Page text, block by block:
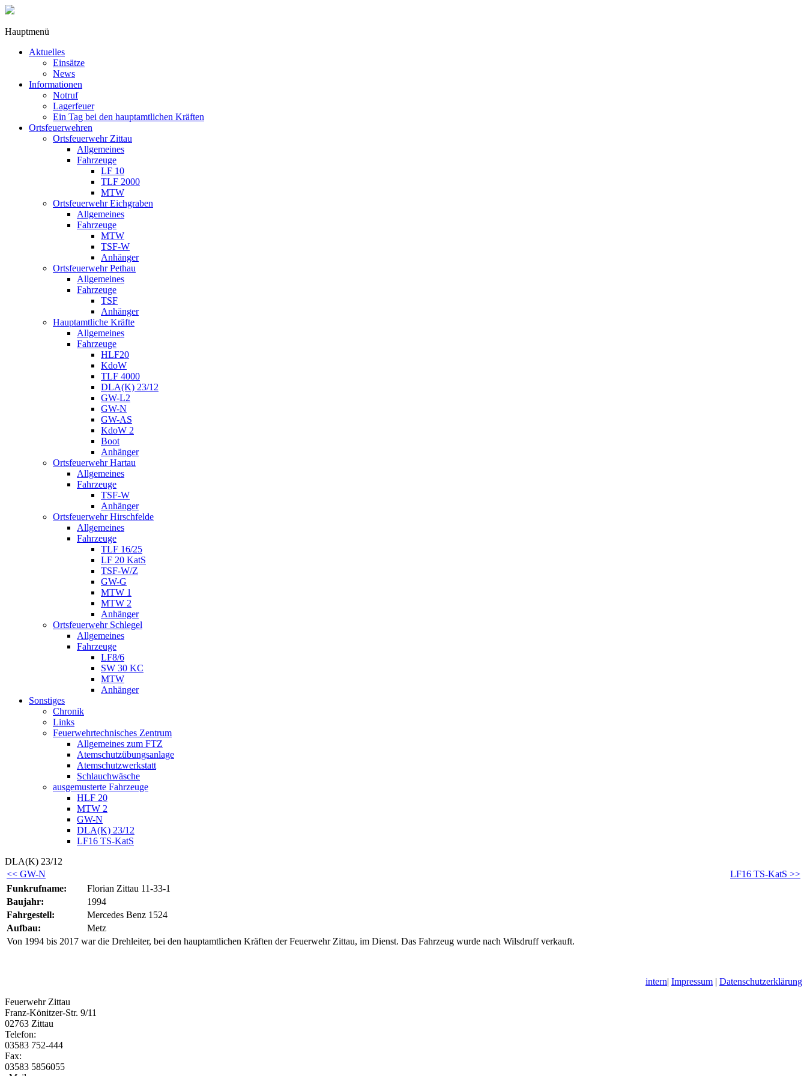
Hauptmenü
Aktuelles
Einsätze
News
Informationen
Notruf
Lagerfeuer
Ein Tag bei den hauptamtlichen Kräften
Ortsfeuerwehren
Ortsfeuerwehr Zittau
Allgemeines
Fahrzeuge
LF 10
TLF 2000
MTW
Ortsfeuerwehr Eichgraben
Allgemeines
Fahrzeuge
MTW
TSF-W
Anhänger
Ortsfeuerwehr Pethau
Allgemeines
Fahrzeuge
TSF
Anhänger
Hauptamtliche Kräfte
Allgemeines
Fahrzeuge
HLF20
KdoW
TLF 4000
DLA(K) 23/12
GW-L2
GW-N
GW-AS
KdoW 2
Boot
Anhänger
Ortsfeuerwehr Hartau
Allgemeines
Fahrzeuge
TSF-W
Anhänger
Ortsfeuerwehr Hirschfelde
Allgemeines
Fahrzeuge
TLF 16/25
LF 20 KatS
TSF-W/Z
GW-G
MTW 1
MTW 2
Anhänger
Ortsfeuerwehr Schlegel
Allgemeines
Fahrzeuge
LF8/6
SW 30 KC
MTW
Anhänger
Sonstiges
Chronik
Links
Feuerwehrtechnisches Zentrum
Allgemeines zum FTZ
Atemschutzübungsanlage
Atemschutzwerkstatt
Schlauchwäsche
ausgemusterte Fahrzeuge
HLF 20
MTW 2
GW-N
DLA(K) 23/12
LF16 TS-KatS
DLA(K) 23/12
<< GW-N
LF16 TS-KatS >>
Funkrufname:
Florian Zittau 11-33-1
Baujahr:
1994
Fahrgestell:
Mercedes Benz 1524
Aufbau:
Metz
Von 1994 bis 2017 war die Drehleiter, bei den hauptamtlichen Kräften der Feuerwehr Zittau, im Dienst. Das Fahrzeug wurde nach Wilsdruff verkauft.
intern| Impressum | Datenschutzerklärung
Feuerwehr Zittau
Franz-Könitzer-Str. 9/11
02763 Zittau
Telefon:
03583 752-444
Fax:
03583 5856055